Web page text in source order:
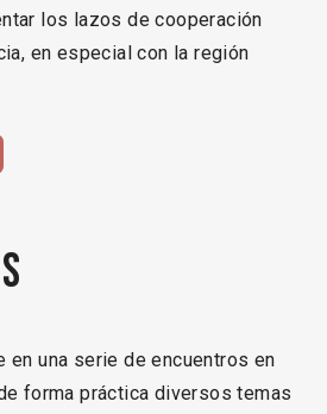
los lazos de cooperación
en especial con la región
en una serie de encuentros en
forma práctica diversos temas